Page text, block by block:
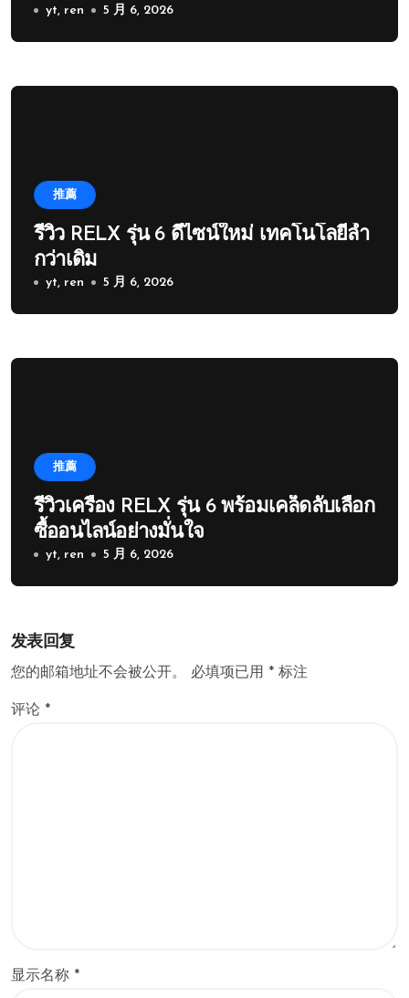
yt, ren 5 月 6, 2026
推薦
รีวิว RELX รุ่น 6 ดีไซน์ใหม่ เทคโนโลยีล้ำ
กว่าเดิม
yt, ren 5 月 6, 2026
推薦
รีวิวเครื่อง RELX รุ่น 6 พร้อมเคล็ดลับเลือก
ซื้ออนไลน์อย่างมั่นใจ
yt, ren 5 月 6, 2026
发表回复
您的邮箱地址不会被公开。 必填项已用 * 标注
评论 *
显示名称 *